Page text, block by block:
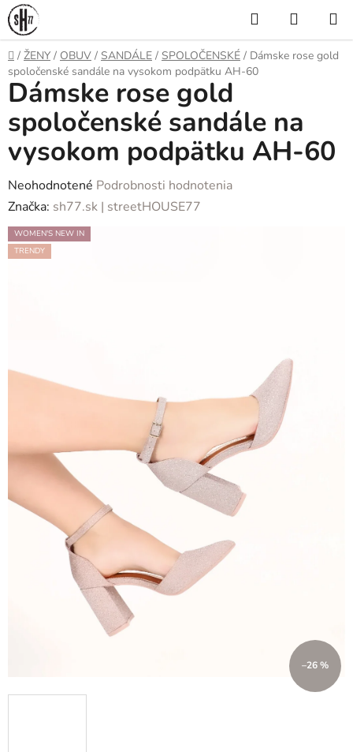
Prejsť
na
obsah
Hľadať
KOŠÍK
Domov
/ ŽENY / OBUV / SANDÁLE / SPOLOČENSKÉ / Dámske rose gold
spoločenské sandále na vysokom podpätku AH-60
Dámske rose gold
spoločenské sandále na
vysokom podpätku AH-60
Priemerné
hodnotenie
produktu
je
Neohodnotené Podrobnosti hodnotenia
Značka: sh77.sk | streetHOUSE77
WOMEN'S NEW IN
TRENDY
–26 %